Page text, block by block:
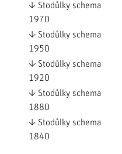
↓ Stodůlky schema
1970
↓ Stodůlky schema
1950
↓ Stodůlky schema
1920
↓ Stodůlky schema
1880
↓ Stodůlky schema
1840